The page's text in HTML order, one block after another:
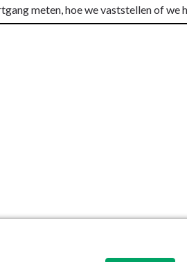
meten, hoe we vaststellen of we